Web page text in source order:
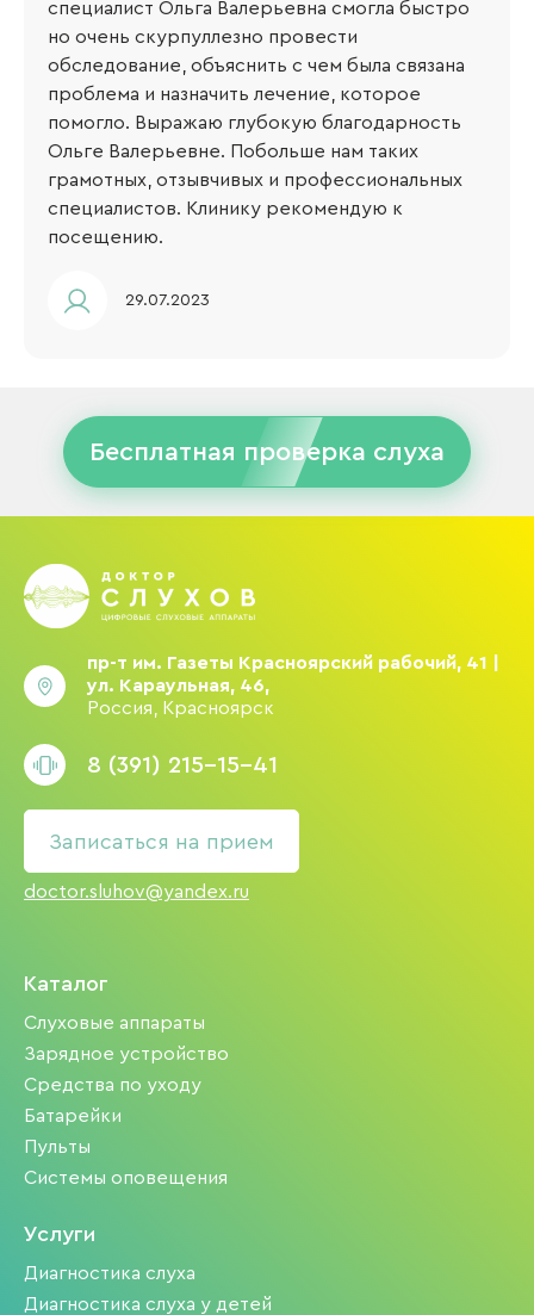
специалист Ольга Валерьевна смогла быстро
но очень скурпуллезно провести
обследование, объяснить с чем была связана
проблема и назначить лечение, которое
помогло. Выражаю глубокую благодарность
Ольге Валерьевне. Побольше нам таких
грамотных, отзывчивых и профессиональных
специалистов. Клинику рекомендую к
посещению.
29.07.2023
Бесплатная проверка слуха
пр-т им. Газеты Красноярский рабочий, 41 |
ул. Караульная, 46,
Россия, Красноярск
8 (391) 215-15-41
Записаться на прием
doctor.sluhov@yandex.ru
Каталог
Слуховые аппараты
Зарядное устройство
Средства по уходу
Батарейки
Пульты
Системы оповещения
Услуги
Диагностика слуха
Диагностика слуха у детей